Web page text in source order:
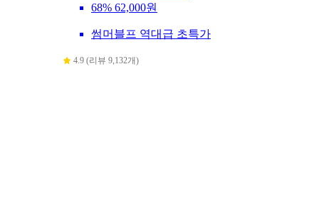
68% 62,000원
썸머블프 역대급 초특가
4.9 (리뷰 9,132개)